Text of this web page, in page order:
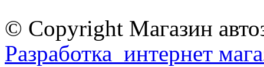
© Copyright Магазин
Разработка интернет